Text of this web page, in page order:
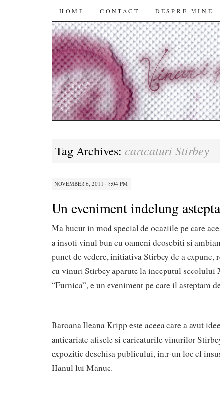
SKIP
TO
CONTENT
HOME CONTACT DESPRE MINE
Tag Archives: caricaturi Stirbey
NOVEMBER 6, 2011 · 8:04 PM
Un eveniment indelung
Ma bucur in mod special de ocaziile pe care
a insoti vinul bun cu oameni deosebiti si
punct de vedere, initiativa Stirbey de a expune,
cu vinuri Stirbey aparute la inceputul secolului
“Furnica”, e un eveniment pe care il asteptam
Baroana Ileana Kripp este aceea care a avut
anticariate afisele si caricaturile vinurilor
expozitie deschisa publicului, intr-un loc el
Hanul lui Manuc.